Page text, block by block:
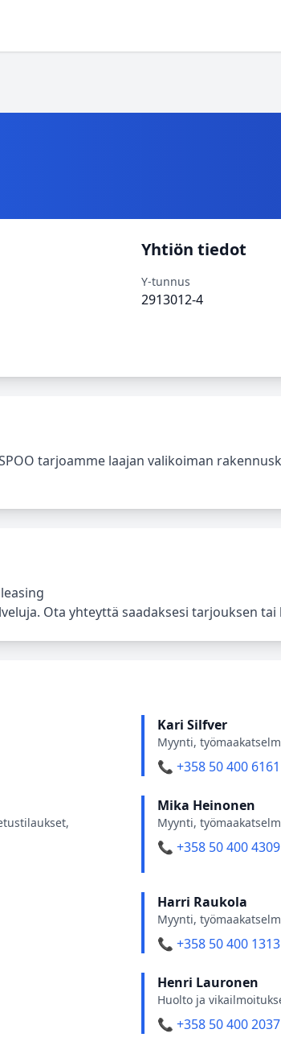
Yhtiön tiedot
Y-tunnus
2913012-4
tarjoamme laajan valikoiman
Ota yhteyttä saadaksesi tarjouksen
Kari Silfver
Myynti,
📞 +358 50 400 6161
Mika Heinonen
Myynti,
📞 +358 50 400 4309
Harri Raukola
Myynti,
📞 +358 50 400 1313
Henri Lauronen
Huolto ja
📞 +358 50 400 2037